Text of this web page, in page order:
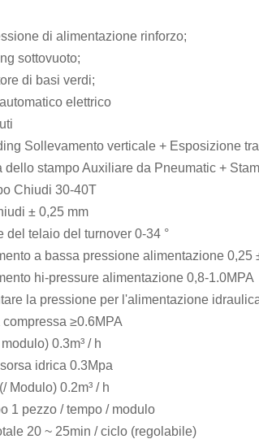
di alimentazione rinforzo;
sottovuoto;
di basi verdi;
elettrico
Sollevamento verticale + Esposizione
dello stampo Auxiliare da Pneumatic +
Chiudi 30-40T
± 0,25 mm
del telaio del turnover 0-34 °
a bassa pressione alimentazione 0,25
hi-pressure alimentazione 0,8-1.0MPA
la pressione per l'alimentazione
≥0.6MPA
0.3m³ / h
idrica 0.3Mpa
Modulo) 0.2m³ / h
1 pezzo / tempo / modulo
20 ~ 25min / ciclo (regolabile)